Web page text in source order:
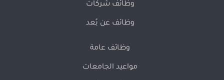
وظائف شركات
وظائف عن بُعد
وظائف عامة
مواعيد الجامعات